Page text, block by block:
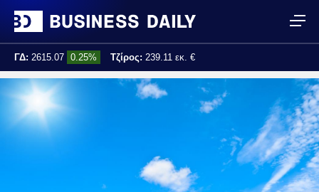
ΓΔ: 2615.07 0.25% Τζίρος: 239.11 εκ. €
Τελ. ενημέρωση: 17:25:01